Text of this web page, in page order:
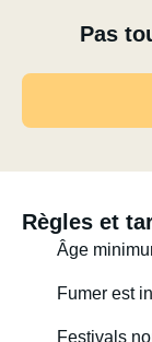
Pas
Règles et
Âge
Fumer est
Festivals